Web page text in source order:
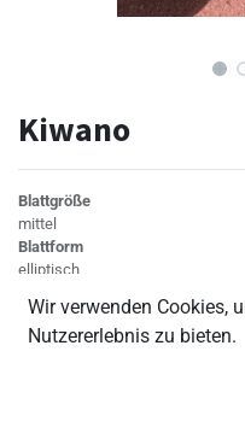
Kiwano
Blattgröße
mittel
Blattform
elliptisch
glatt
Blattanhang
Wir verwenden Cookies,
Nutzererlebnis zu bieten.